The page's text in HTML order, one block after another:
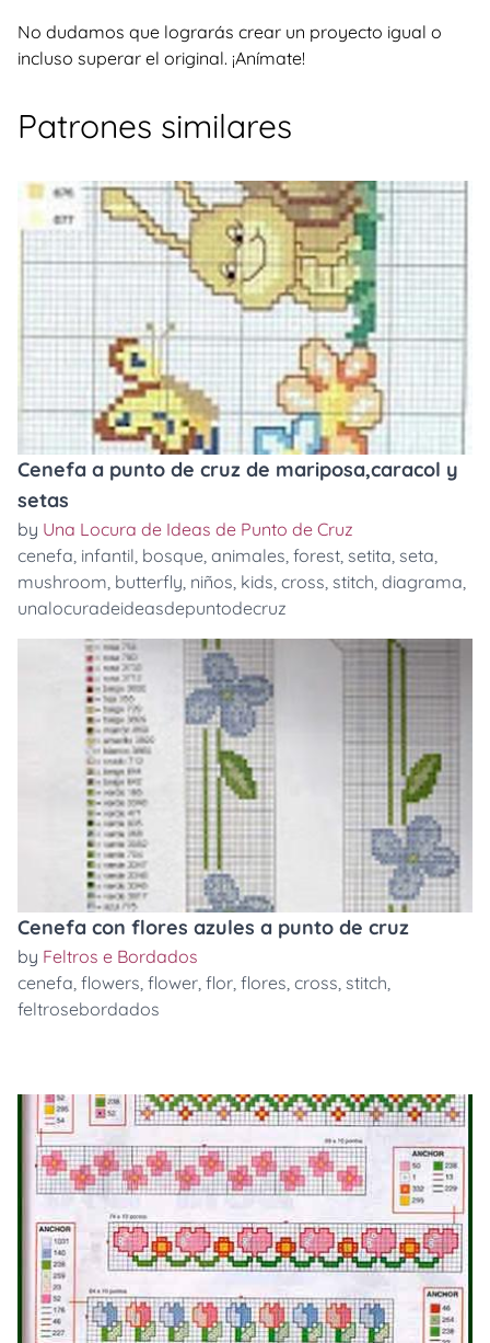
No dudamos que lograrás crear un proyecto igual o
incluso superar el original. ¡Anímate!
Patrones similares
Cenefa a punto de cruz de mariposa,caracol y
setas
by Una Locura de Ideas de Punto de Cruz
cenefa infantil bosque animales forest setita seta
mushroom butterfly niños kids cross stitch diagrama
unalocuradeideasdepuntodecruz
Cenefa con flores azules a punto de cruz
by Feltros e Bordados
cenefa flowers flower flor flores cross stitch
feltrosebordados